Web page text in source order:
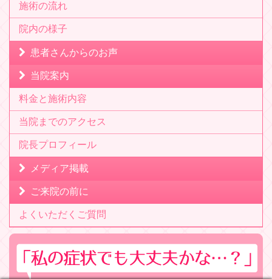
施術の流れ
院内の様子
患者さんからのお声
当院案内
料金と施術内容
当院までのアクセス
院長プロフィール
メディア掲載
ご来院の前に
よくいただくご質問